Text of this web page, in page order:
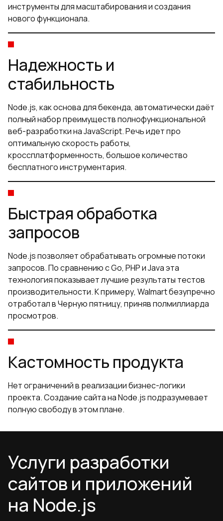
инструменты для масштабирования и создания
нового функционала.
Надежность и
стабильность
Node.js, как основа для бекенда, автоматически даёт
полный набор преимуществ полнофункциональной
веб-разработки на JavaScript. Речь идет про
оптимальную скорость работы,
кроссплатформенность, большое количество
бесплатного инструментария.
Быстрая обработка
запросов
Node.js позволяет обрабатывать огромные потоки
запросов. По сравнению с Go, PHP и Java эта
технология показывает лучшие результаты тестов
производительности. К примеру, Walmart безупречно
отработал в Черную пятницу, приняв полмиллиарда
просмотров.
Кастомность продукта
Нет ограничений в реализации бизнес-логики
проекта. Создание сайта на Node.js подразумевает
полную свободу в этом плане.
Услуги разработки
сайтов и приложений
на Node.js